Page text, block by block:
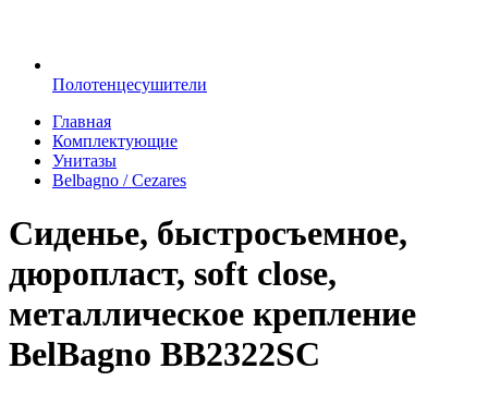
Полотенцесушители
Главная
Комплектующие
Унитазы
Belbagno / Cezares
Сиденье, быстросъемное,
дюропласт, soft close,
металлическое крепление
BelBagno BB2322SC